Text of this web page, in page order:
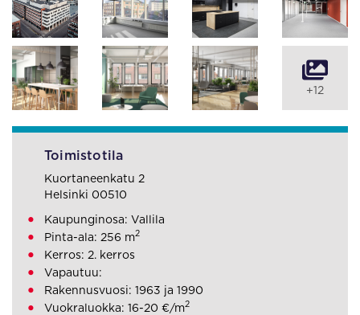
+12
Toimistotila
Kuortaneenkatu 2
Helsinki 00510
Kaupunginosa: Vallila
Pinta-ala: 256 m2
Kerros: 2. kerros
Vapautuu:
Rakennusvuosi: 1963 ja 1990
Vuokraluokka: 16-20 €/m2